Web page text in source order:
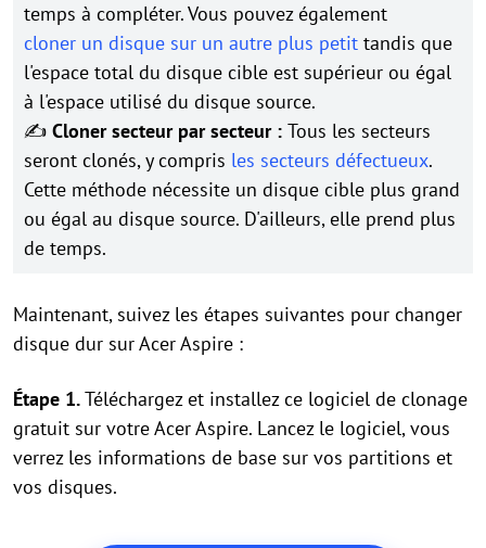
temps à compléter. Vous pouvez également
cloner un disque sur un autre plus petit tandis que
l'espace total du disque cible est supérieur ou égal
à l'espace utilisé du disque source.
✍ Cloner secteur par secteur : Tous les secteurs
seront clonés, y compris les secteurs défectueux.
Cette méthode nécessite un disque cible plus grand
ou égal au disque source. D'ailleurs, elle prend plus
de temps.
Maintenant, suivez les étapes suivantes pour changer
disque dur sur Acer Aspire :
Étape 1.Téléchargez et installez ce logiciel de clonage
gratuit sur votre Acer Aspire. Lancez le logiciel, vous
verrez les informations de base sur vos partitions et
vos disques.